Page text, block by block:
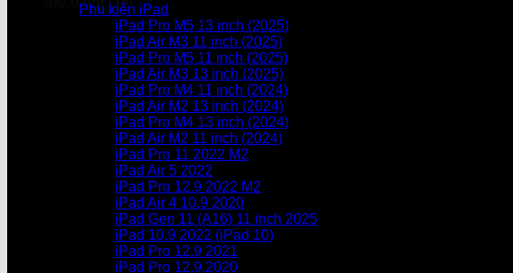
Chưa có sản phẩm trong giỏ hàng.
Chưa có sản phẩm trong giỏ hàng.
Phụ kiện iPad
iPad Pro M5 13 inch (2025)
iPad Air M3 11 inch (2025)
iPad Pro M5 11 inch (2025)
iPad Air M3 13 inch (2025)
iPad Pro M4 11 inch (2024)
iPad Air M2 13 inch (2024)
iPad Pro M4 13 inch (2024)
iPad Air M2 11 inch (2024)
iPad Pro 11 2022 M2
iPad Air 5 2022
iPad Pro 12.9 2022 M2
iPad Air 4 10.9 2020
iPad Gen 11 (A16) 11 inch 2025
iPad 10.9 2022 (iPad 10)
iPad Pro 12.9 2021
iPad Pro 12.9.2020